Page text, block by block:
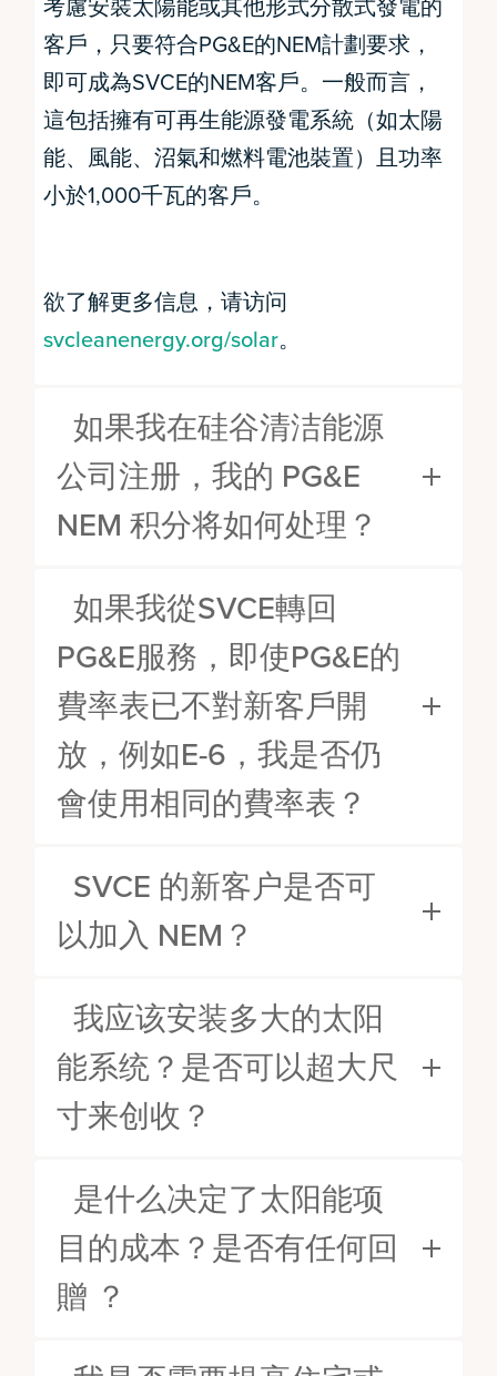
考慮安裝太陽能或其他形式分散式發電的
客戶，只要符合PG&E的NEM計劃要求，
即可成為SVCE的NEM客戶。一般而言，
這包括擁有可再生能源發電系統（如太陽
能、風能、沼氣和燃料電池裝置）且功率
小於1,000千瓦的客戶。
欲了解更多信息，请访问
svcleanenergy.org/solar。
如果我在硅谷清洁能源
公司注册，我的 PG&E
NEM 积分将如何处理？
如果我從SVCE轉回
PG&E服務，即使PG&E的
費率表已不對新客戶開
放，例如E-6，我是否仍
會使用相同的費率表？
SVCE 的新客户是否可
以加入 NEM？
我应该安装多大的太阳
能系统？是否可以超大尺
寸来创收？
是什么决定了太阳能项
目的成本？是否有任何回
贈 ？